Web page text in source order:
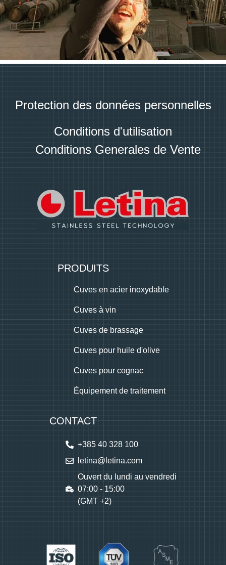
Protection des données personnelles
Conditions d'utilisation
Conditions Generales de Vente
PRODUITS
Cuves en acier inoxydable
Cuves à vin
Cuves de brassage
Cuves pour huile d'olive
Cuves pour cognac
Équipement de traitement
CONTACT
+385 40 328 100
letina@letina.com
Ouvert du lundi au vendredi
07:00 - 15:00
(GMT +2)